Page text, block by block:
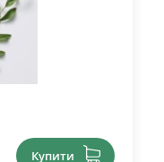
Купити